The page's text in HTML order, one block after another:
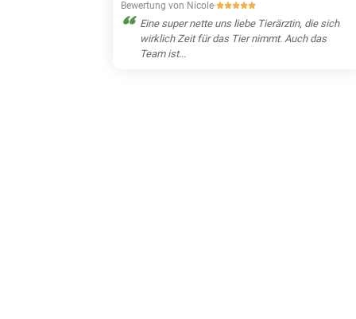
Bewertung von Nicole·
Eine super nette uns liebe Tierärztin, die sich
wirklich Zeit für das Tier nimmt. Auch das
Team ist...